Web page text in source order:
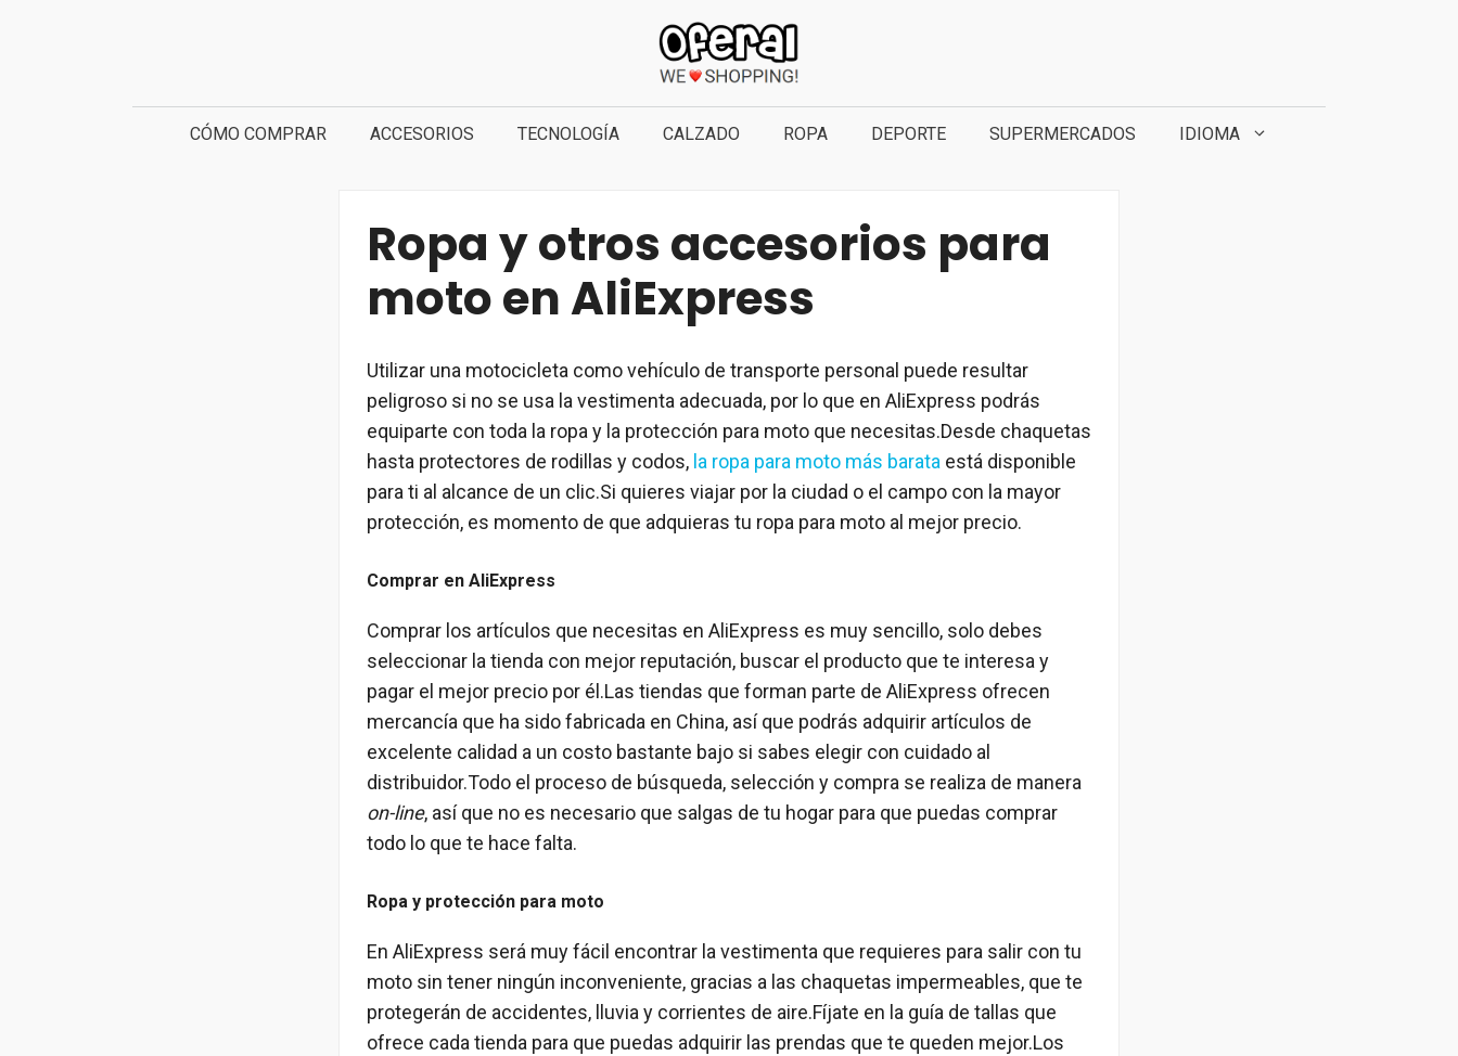
CÓMO COMPRAR ACCESORIOS TECNOLOGÍA CALZADO ROPA DEPORTE SUPERMERCADOS IDIOMA
Ropa y otros accesorios para
moto en AliExpress
Utilizar una motocicleta como vehículo de transporte personal puede resultar
peligroso si no se usa la vestimenta adecuada, por lo que en AliExpress podrás
equiparte con toda la ropa y la protección para moto que necesitas.Desde chaquetas
hasta protectores de rodillas y codos, la ropa para moto más barata está disponible
para ti al alcance de un clic.Si quieres viajar por la ciudad o el campo con la mayor
protección, es momento de que adquieras tu ropa para moto al mejor precio.
Comprar en AliExpress
Comprar los artículos que necesitas en AliExpress es muy sencillo, solo debes
seleccionar la tienda con mejor reputación, buscar el producto que te interesa y
pagar el mejor precio por él.Las tiendas que forman parte de AliExpress ofrecen
mercancía que ha sido fabricada en China, así que podrás adquirir artículos de
excelente calidad a un costo bastante bajo si sabes elegir con cuidado al
distribuidor.Todo el proceso de búsqueda, selección y compra se realiza de manera
on-line, así que no es necesario que salgas de tu hogar para que puedas comprar
todo lo que te hace falta.
Ropa y protección para moto
En AliExpress será muy fácil encontrar la vestimenta que requieres para salir con tu
moto sin tener ningún inconveniente, gracias a las chaquetas impermeables, que te
protegerán de accidentes, lluvia y corrientes de aire.Fíjate en la guía de tallas que
ofrece cada tienda para que puedas adquirir las prendas que te queden mejor.Los